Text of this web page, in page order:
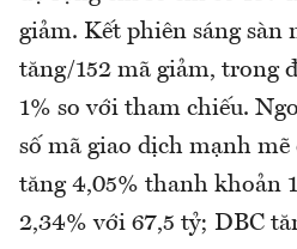
giảm. Kết phiên sáng sàn
tăng/152 mã giảm, trong
1% so với tham chiếu.
số mã giao dịch mạnh
tăng 4,05% thanh khoản
2,34% với 67,5 tỷ; DBC